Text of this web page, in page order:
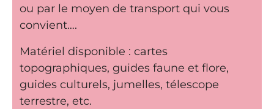
ou par le moyen de transport qui vous
convient….
Matériel disponible : cartes
topographiques, guides faune et flore,
guides culturels, jumelles, télescope
terrestre, etc.